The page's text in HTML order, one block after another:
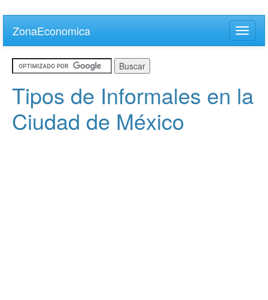
main
content
ZonaEconomica
Toggle
Tipos de Informales en la
Ciudad de México